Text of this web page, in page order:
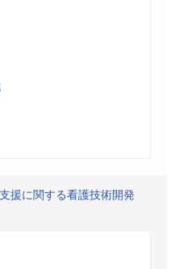
援に関する看護技術開発